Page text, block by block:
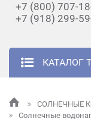
+7 (800) 707-
+7 (918) 299-
КАТАЛОГ
СОЛНЕЧНЫЕ
Солнечные